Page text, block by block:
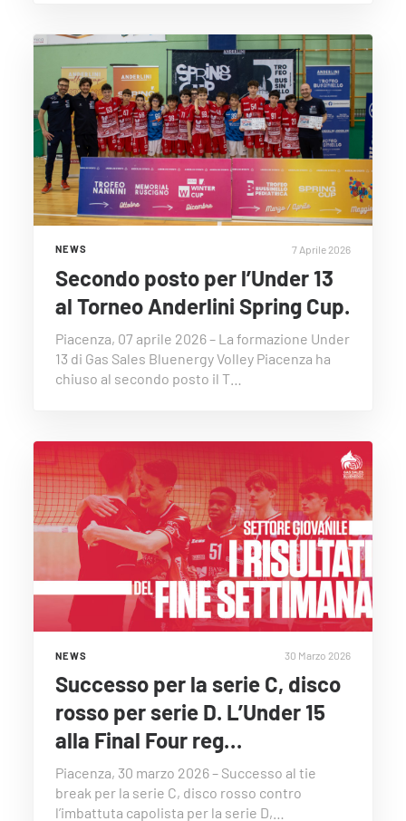
NEWS 7 Aprile 2026
Secondo posto per l’Under 13
al Torneo Anderlini Spring Cup.
Piacenza, 07 aprile 2026 – La formazione Under
13 di Gas Sales Bluenergy Volley Piacenza ha
chiuso al secondo posto il T…
NEWS 30 Marzo 2026
Successo per la serie C, disco
rosso per serie D. L’Under 15
alla Final Four reg…
Piacenza, 30 marzo 2026 – Successo al tie
break per la serie C, disco rosso contro
l’imbattuta capolista per la serie D,…